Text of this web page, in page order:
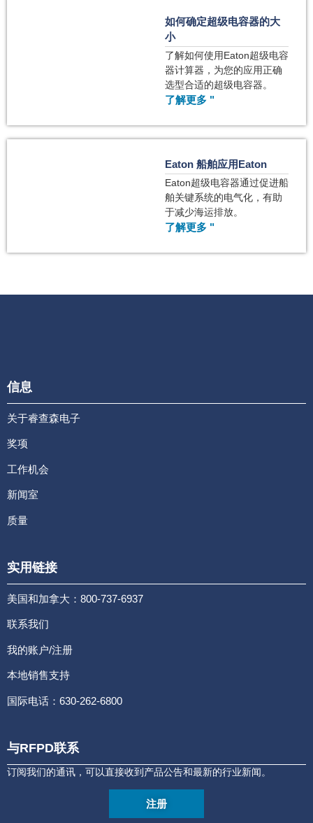
如何确定超级电容器的大
小
了解如何使用Eaton超级电容
器计算器，为您的应用正确
选型合适的超级电容器。
了解更多 "
Eaton 船舶应用Eaton
Eaton超级电容器通过促进船
舶关键系统的电气化，有助
于减少海运排放。
了解更多 "
信息
关于睿查森电子
奖项
工作机会
新闻室
质量
实用链接
美国和加拿大：800-737-6937
联系我们
我的账户/注册
本地销售支持
国际电话：630-262-6800
与RFPD联系
订阅我们的通讯，可以直接收到产品公告和最新的行业新闻。
注册